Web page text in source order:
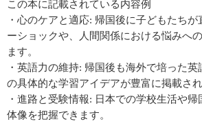
この本に記載されている内容例
・心のケアと適応: 帰国後に子どもたち
ーショックや、人間関係における悩みへ
ます。
・英語力の維持: 帰国後も海外で培った
の具体的な学習アイデアが豊富に掲載され
・進路と受験情報: 日本での学校生活や
体像を把握できます。